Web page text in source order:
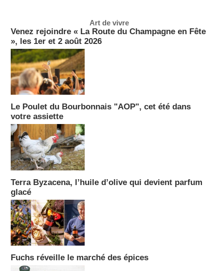
Art de vivre
Venez rejoindre « La Route du Champagne en Fête
», les 1er et 2 août 2026
Le Poulet du Bourbonnais "AOP", cet été dans
votre assiette
Terra Byzacena, l’huile d’olive qui devient parfum
glacé
Fuchs réveille le marché des épices